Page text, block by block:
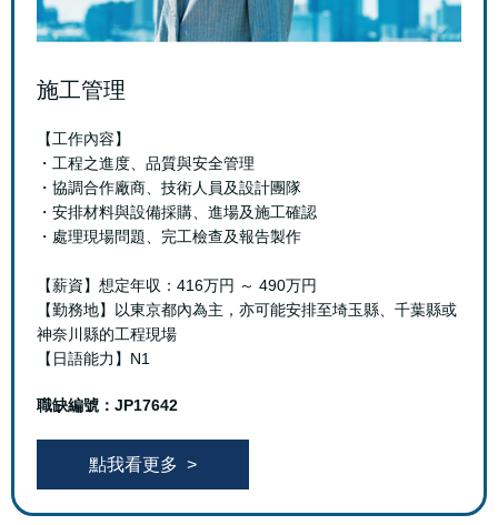
施工管理
【工作內容】
・工程之進度、品質與安全管理
・協調合作廠商、技術人員及設計團隊
・安排材料與設備採購、進場及施工確認
・處理現場問題、完工檢查及報告製作
【薪資】想定年収：416万円 ～ 490万円
【勤務地】以東京都內為主，亦可能安排至埼玉縣、千葉縣或
神奈川縣的工程現場
【日語能力】N1
職缺編號：JP17642
點我看更多